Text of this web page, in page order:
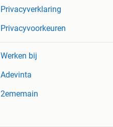
Privacyverklaring
Privacyvoorkeuren
Werken bij
Adevinta
2ememain